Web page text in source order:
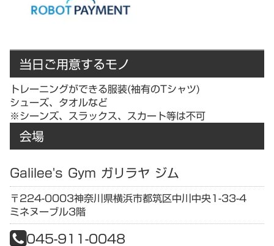
当日ご用意するモノ
トレーニングができる服装(袖有のTシャツ)
シューズ、タオルなど
※シーンズ、スラックス、スカート等は不可
会場
Galilee's Gym ガリラヤ ジム
〒224-0003神奈川県横浜市都筑区中川中央1-33-4
ミネヌーブル3階
045-911-0048